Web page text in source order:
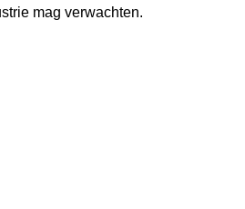
mag verwachten.